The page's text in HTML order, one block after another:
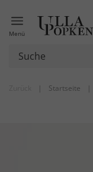
Menü
| Startseite |